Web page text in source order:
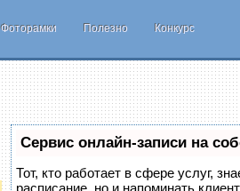
Фоторамки Полезно Конкурс
Сервис онлайн-записи на
Тот, кто работает в сфере услуг,
расписание, но и напоминать